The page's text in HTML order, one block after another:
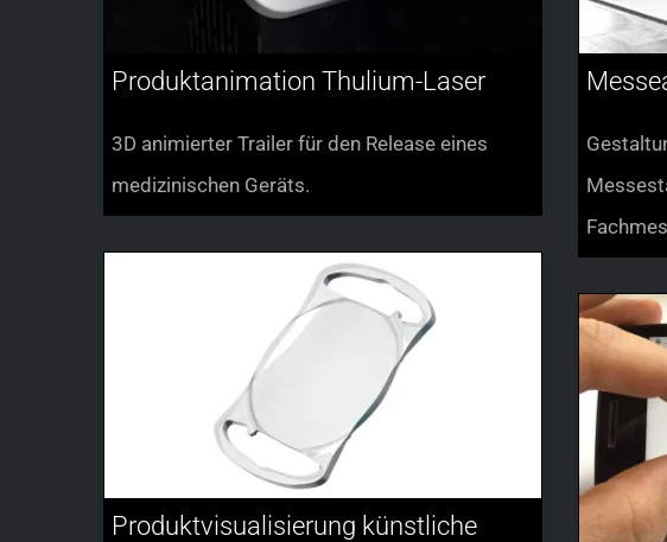
Produktanimation Thulium-Laser
3D animierter Trailer für den Release eines
medizinischen Geräts.
Produktvisualisierung künstliche